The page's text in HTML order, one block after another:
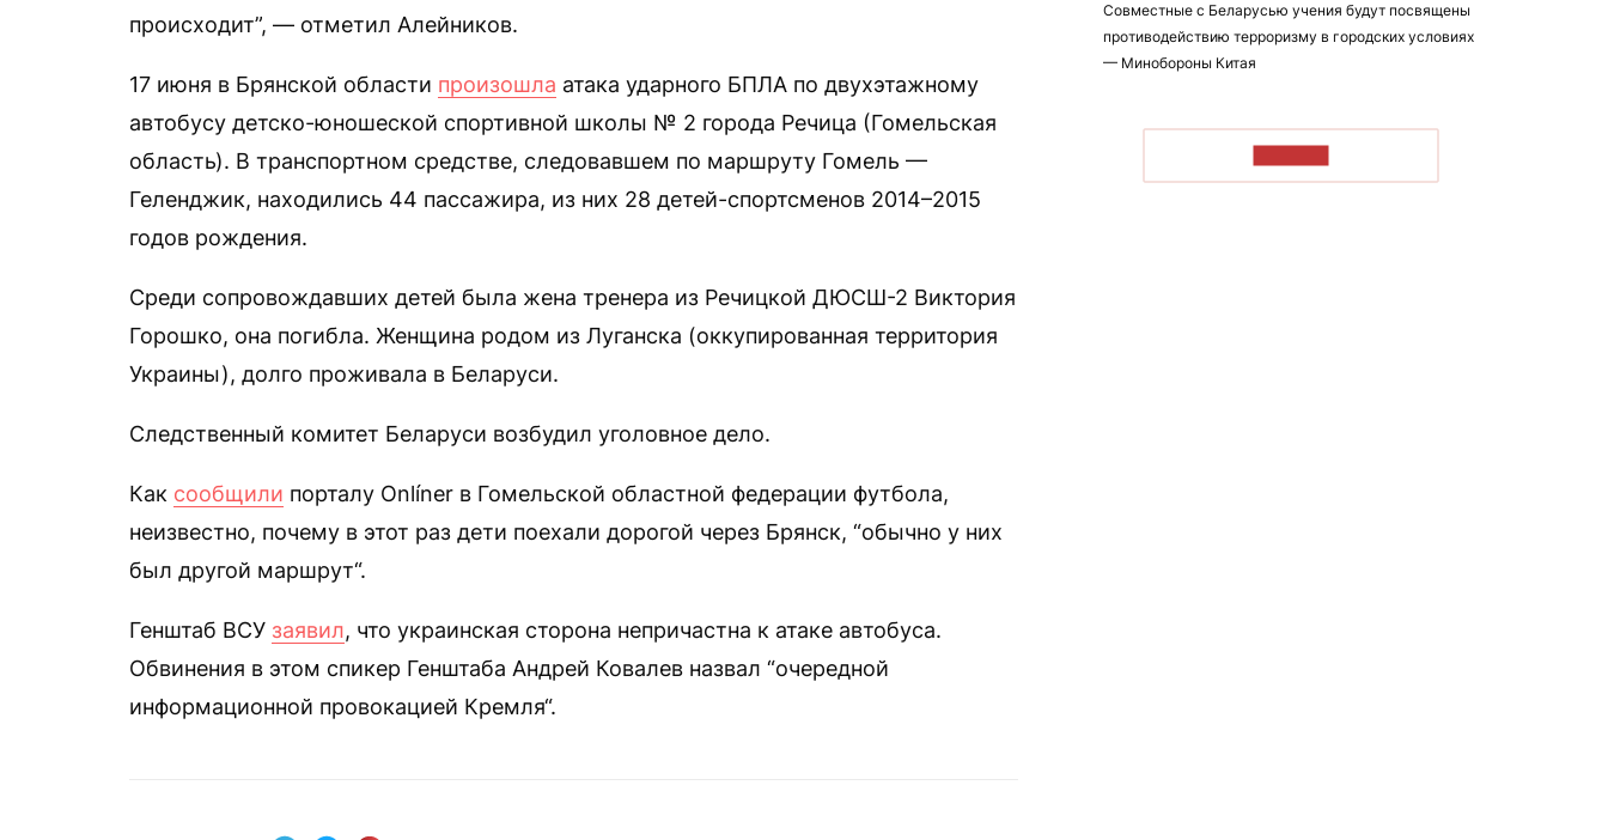
происходит”, — отметил Алейников.
17 июня в Брянской области произошла атака ударного БПЛА по двухэтажному
автобусу детско-юношеской спортивной школы № 2 города Речица (Гомельская
область). В транспортном средстве, следовавшем по маршруту Гомель —
Геленджик, находились 44 пассажира, из них 28 детей-спортсменов 2014–2015
годов рождения.
Среди сопровождавших детей была жена тренера из Речицкой ДЮСШ-2 Виктория
Горошко, она погибла. Женщина родом из Луганска (оккупированная территория
Украины), долго проживала в Беларуси.
Следственный комитет Беларуси возбудил уголовное дело.
Как сообщили порталу Onlíner в Гомельской областной федерации футбола,
неизвестно, почему в этот раз дети поехали дорогой через Брянск, “обычно у них
был другой маршрут“.
Генштаб ВСУ заявил, что украинская сторона непричастна к атаке автобуса.
Обвинения в этом спикер Генштаба Андрей Ковалев назвал “очередной
информационной провокацией Кремля“.
Совместные с Беларусью учения будут посвящены
противодействию терроризму в городских условиях
— Минобороны Китая